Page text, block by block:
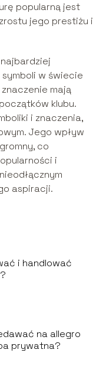
popularną jest
jego prestiżu i
w świecie
mają
klubu.
i znaczenia,
Jego wpływ
co
i
aspiracji.
i handlować
na allegro
prywatna?